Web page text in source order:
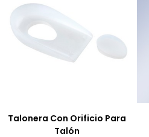
Talonera Con Orificio Para
Talón